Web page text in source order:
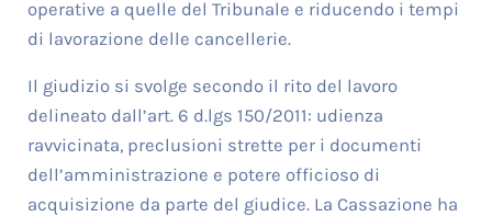
operative a quelle del Tribunale e riducendo i tempi
di lavorazione delle cancellerie.
Il giudizio si svolge secondo il rito del lavoro
delineato dall’art. 6 d.lgs 150/2011: udienza
ravvicinata, preclusioni strette per i documenti
dell’amministrazione e potere officioso di
acquisizione da parte del giudice. La Cassazione ha